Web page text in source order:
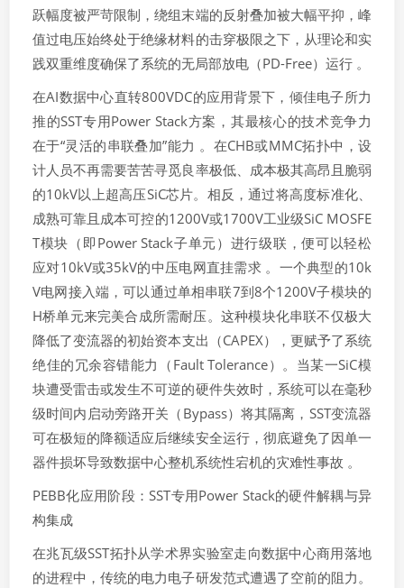
跃幅度被严苛限制，绕组末端的反射叠加被大幅平抑，峰
值过电压始终处于绝缘材料的击穿极限之下，从理论和实
践双重维度确保了系统的无局部放电（PD-Free）运行 。
在AI数据中心直转800VDC的应用背景下，倾佳电子所力
推的SST专用Power Stack方案，其最核心的技术竞争力
在于“灵活的串联叠加”能力 。在CHB或MMC拓扑中，设
计人员不再需要苦苦寻觅良率极低、成本极其高昂且脆弱
的10kV以上超高压SiC芯片。相反，通过将高度标准化、
成熟可靠且成本可控的1200V或1700V工业级SiC MOSFE
T模块（即Power Stack子单元）进行级联，便可以轻松
应对10kV或35kV的中压电网直挂需求 。一个典型的10k
V电网接入端，可以通过单相串联7到8个1200V子模块的
H桥单元来完美合成所需耐压。这种模块化串联不仅极大
降低了变流器的初始资本支出（CAPEX），更赋予了系统
绝佳的冗余容错能力（Fault Tolerance）。当某一SiC模
块遭受雷击或发生不可逆的硬件失效时，系统可以在毫秒
级时间内启动旁路开关（Bypass）将其隔离，SST变流器
可在极短的降额适应后继续安全运行，彻底避免了因单一
器件损坏导致数据中心整机系统性宕机的灾难性事故 。
PEBB化应用阶段：SST专用Power Stack的硬件解耦与异
构集成
在兆瓦级SST拓扑从学术界实验室走向数据中心商用落地
的进程中，传统的电力电子研发范式遭遇了空前的阻力。